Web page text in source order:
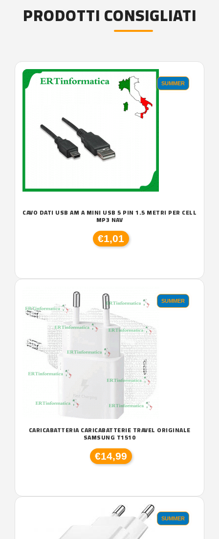
PRODOTTI CONSIGLIATI
SUMMER
CAVO DATI USB AM A MINI USB 5 PIN 1.5 METRI PER CELL
MP3 NAV
€1,01
SUMMER
CARICABATTERIA CARICABATTERIE TRAVEL ORIGINALE
SAMSUNG T1510
€14,99
SUMMER